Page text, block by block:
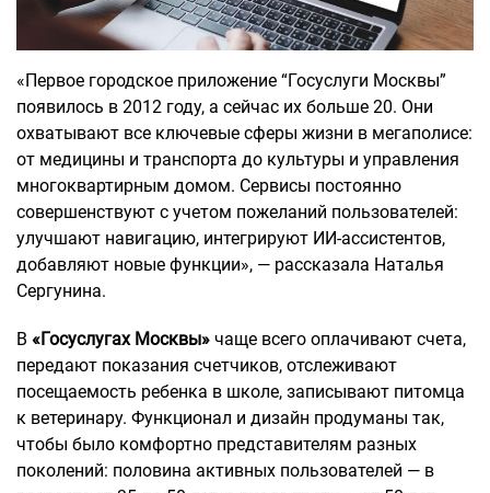
«Первое городское приложение “Госуслуги Москвы”
появилось в 2012 году, а сейчас их больше 20. Они
охватывают все ключевые сферы жизни в мегаполисе:
от медицины и транспорта до культуры и управления
многоквартирным домом. Сервисы постоянно
совершенствуют с учетом пожеланий пользователей:
улучшают навигацию, интегрируют ИИ-ассистентов,
добавляют новые функции», — рассказала Наталья
Сергунина.
В «Госуслугах Москвы» чаще всего оплачивают счета,
передают показания счетчиков, отслеживают
посещаемость ребенка в школе, записывают питомца
к ветеринару. Функционал и дизайн продуманы так,
чтобы было комфортно представителям разных
поколений: половина активных пользователей — в